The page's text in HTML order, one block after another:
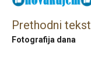
Prethodni tekst
Fotografija dana